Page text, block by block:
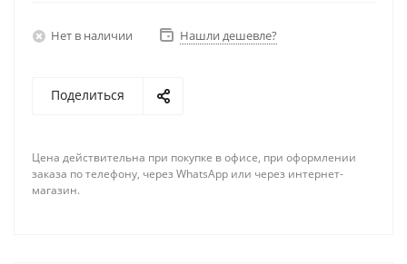
Нет в наличии Нашли дешевле?
Поделиться
Цена действительна при покупке в офисе, при оформлении
заказа по телефону, через WhatsApp или через интернет-
магазин.